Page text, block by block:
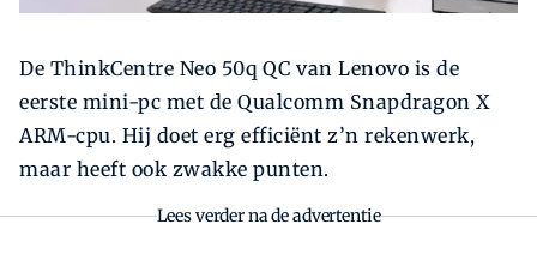
De ThinkCentre Neo 50q QC van Lenovo is de
eerste mini-pc met de Qualcomm Snapdragon X
ARM-cpu. Hij doet erg efficiënt z’n rekenwerk,
maar heeft ook zwakke punten.
Lees verder na de advertentie